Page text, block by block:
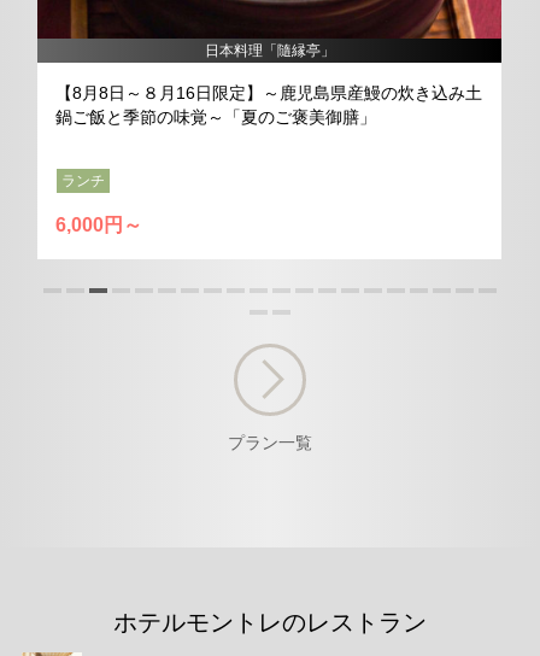
日本料理「隨縁亭」
【8月8日～８月16日限定】～鹿児島県産鰻の炊き込み土
鍋ご飯と季節の味覚～「夏のご褒美御膳」
ランチ
6,000円～
プラン一覧
ホテルモントレのレストラン